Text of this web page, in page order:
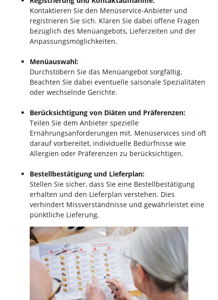
Kontaktieren Sie den Menüservice-Anbieter und
registrieren Sie sich. Klären Sie dabei offene Fragen
bezüglich des Menüangebots, Lieferzeiten und der
Anpassungsmöglichkeiten.
Menüauswahl:
Durchstöbern Sie das Menüangebot sorgfältig.
Beachten Sie dabei eventuelle saisonale Spezialitäten
oder wechselnde Gerichte.
Berücksichtigung von Diäten und Präferenzen:
Teilen Sie dem Anbieter spezielle
Ernährungsanforderungen mit. Menüservices sind oft
darauf vorbereitet, individuelle Bedürfnisse wie
Allergien oder Präferenzen zu berücksichtigen.
Bestellbestätigung und Lieferplan:
Stellen Sie sicher, dass Sie eine Bestellbestätigung
erhalten und den Lieferplan verstehen. Dies
verhindert Missverständnisse und gewährleistet eine
pünktliche Lieferung.